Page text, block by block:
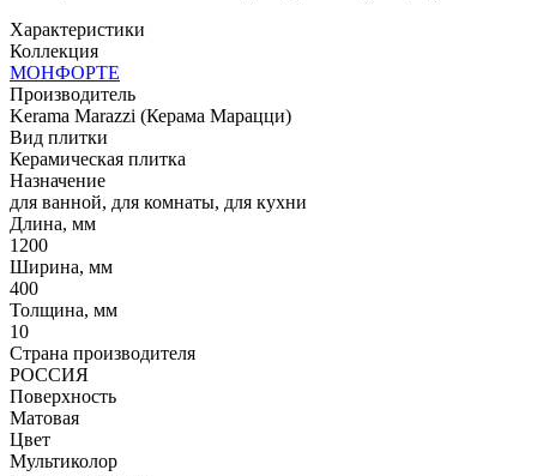
Характеристики
Коллекция
МОНФОРТЕ
Производитель
Kerama Marazzi (Керама Марацци)
Вид плитки
Керамическая плитка
Назначение
для ванной, для комнаты, для кухни
Длина, мм
1200
Ширина, мм
400
Толщина, мм
10
Страна производителя
РОССИЯ
Поверхность
Матовая
Цвет
Мультиколор